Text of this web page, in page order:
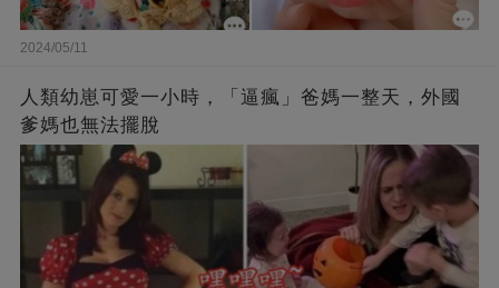
2024/05/11
人類幼崽可愛一小時，「逼瘋」爸媽一整天，外國
爹媽也無法擺脫